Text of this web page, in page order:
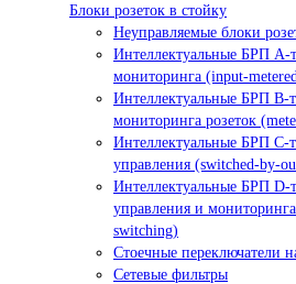
Блоки розеток в стойку
Неуправляемые блоки
Интеллектуальные БРП А-
мониторинга (input-
Интеллектуальные БРП B-
мониторинга розеток
Интеллектуальные БРП C-
управления (switched-by-
Интеллектуальные БРП D-
управления и
switching)
Стоечные переключатели
Сетевые фильтры